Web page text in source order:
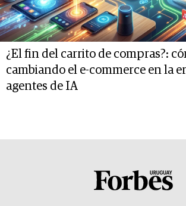
¿El fin del carrito de compras?:
cambiando el e-commerce en la
agentes de IA